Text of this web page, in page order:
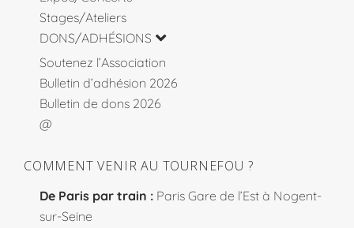
Stages/Ateliers
DONS/ADHÉSIONS
Soutenez l’Association
Bulletin d’adhésion 2026
Bulletin de dons 2026
@
COMMENT VENIR AU TOURNEFOU ?
De Paris par train : Paris Gare de l’Est à Nogent-
sur-Seine